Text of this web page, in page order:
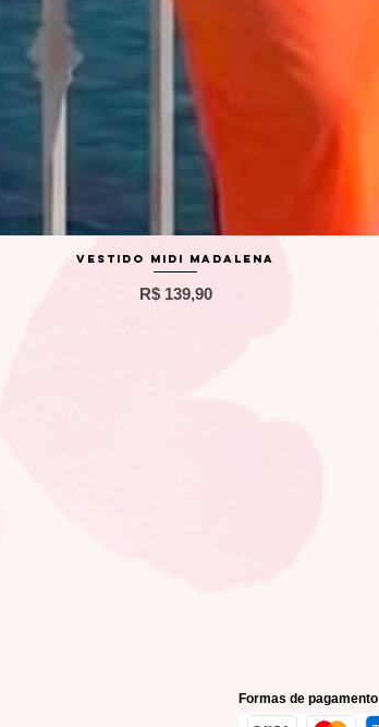
Visualização rápida
Vestido Midi Madalena
Preço
R$ 139,90
Formas de pagamento